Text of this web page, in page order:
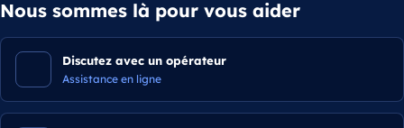
Nous sommes là pour vous aider
Discutez avec un opérateur
Assistance en ligne